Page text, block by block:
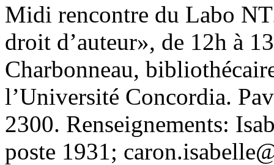
Midi rencontre du Labo
droit d’auteur», de 12h à
Charbonneau,
l’Université Concordia.
2300. Renseignements:
poste 1931;